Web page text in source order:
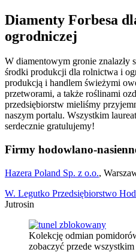
Diamenty Forbesa
ogrodniczej
W diamentowym gronie znalazły
środki produkcji dla rolnictwa i
produkcją i handlem świeżymi
przetworami, a także roślinami
przedsiębiorstw mieliśmy
naszym portalu. Wszystkim
serdecznie gratulujemy!
Firmy hodowlano-
Hazera Poland Sp. z o.o.,
W. Legutko Przedsiębiorstwo
Jutrosin
Kolekcję odmian
zobaczyć przede